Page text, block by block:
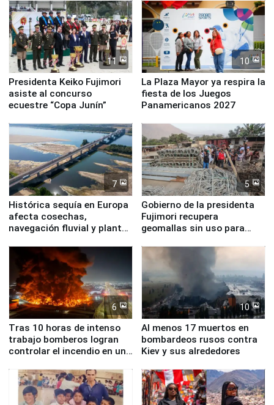
11
Presidenta Keiko Fujimori
asiste al concurso
ecuestre “Copa Junín”
10
La Plaza Mayor ya respira la
fiesta de los Juegos
Panamericanos 2027
7
Histórica sequía en Europa
afecta cosechas,
navegación fluvial y plantas
5
Gobierno de la presidenta
Fujimori recupera
geomallas sin uso para
Fenómeno El Niño
6
Tras 10 horas de intenso
trabajo bomberos logran
controlar el incendio en una
de Chile
10
Al menos 17 muertos en
bombardeos rusos contra
Kiev y sus alrededores